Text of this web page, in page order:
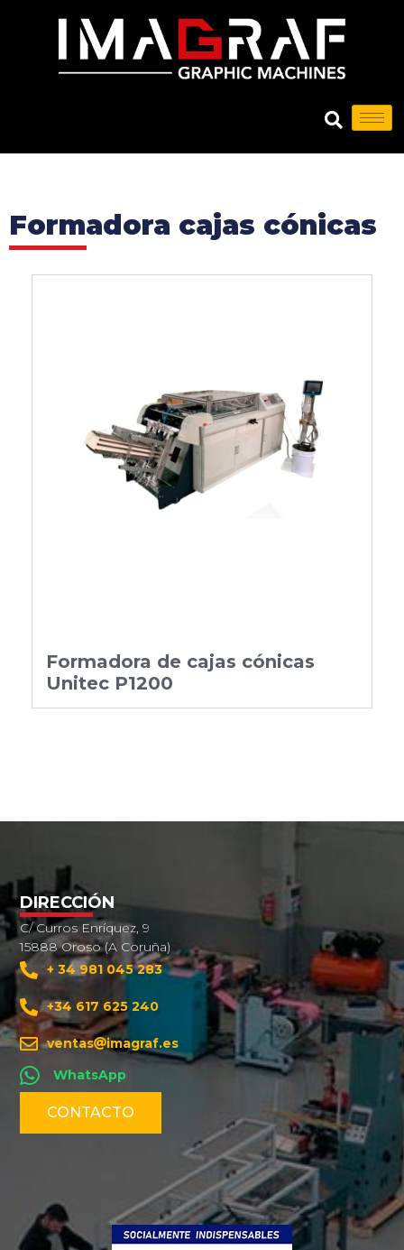
Formadora cajas cónicas
Formadora de cajas cónicas
Unitec P1200
DIRECCIÓN
C/ Curros Enríquez, 9
15888 Oroso (A Coruña)
+ 34 981 045 283
+34 617 625 240
ventas
imagraf.es
WhatsApp
CONTACTO